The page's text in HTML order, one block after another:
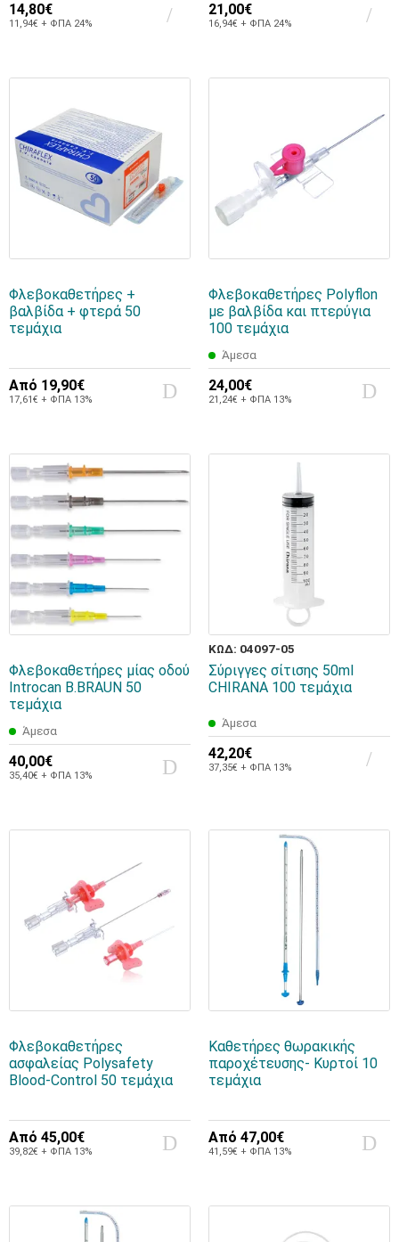
14,80€
11,94€ + ΦΠΑ 24%
21,00€
16,94€ + ΦΠΑ 24%
Φλεβοκαθετήρες +
βαλβίδα + φτερά 50
τεμάχια
Από 19,90€
17,61€ + ΦΠΑ 13%
Φλεβοκαθετήρες Polyflon
με βαλβίδα και πτερύγια
100 τεμάχια
Άμεσα
24,00€
21,24€ + ΦΠΑ 13%
Φλεβοκαθετήρες μίας οδού
Introcan B.BRAUN 50
τεμάχια
Άμεσα
40,00€
35,40€ + ΦΠΑ 13%
ΚΩΔ: 04097-05
Σύριγγες σίτισης 50ml
CHIRANA 100 τεμάχια
Άμεσα
42,20€
37,35€ + ΦΠΑ 13%
Φλεβοκαθετήρες
ασφαλείας Polysafety
Blood-Control 50 τεμάχια
Από 45,00€
39,82€ + ΦΠΑ 13%
Καθετήρες θωρακικής
παροχέτευσης- Κυρτοί 10
τεμάχια
Από 47,00€
41,59€ + ΦΠΑ 13%